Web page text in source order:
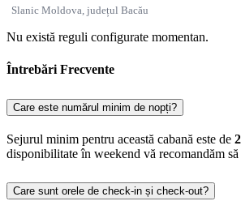
Slanic Moldova, județul Bacău
Nu există reguli configurate momentan.
Întrebări Frecvente
Care este numărul minim de nopți?
Sejurul minim pentru această cabană este de
disponibilitate în weekend vă recomandăm
Care sunt orele de check-in și check-out?